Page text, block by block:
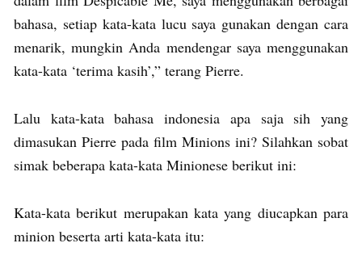
bahasa, setiap kata-kata lucu saya gunakan dengan cara
menarik, mungkin Anda mendengar saya menggunakan
kata-kata ‘terima kasih’,” terang Pierre.
Lalu kata-kata bahasa indonesia apa saja sih yang
dimasukan Pierre pada film Minions ini? Silahkan sobat
simak beberapa kata-kata Minionese berikut ini:
Kata-kata berikut merupakan kata yang diucapkan para
minion beserta arti kata-kata itu: